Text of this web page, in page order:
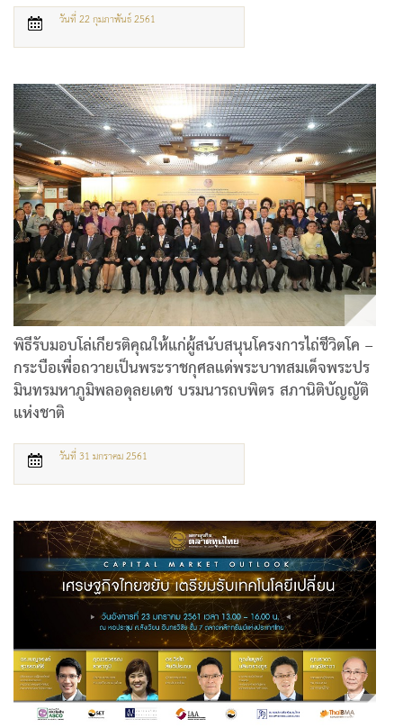
วันที่ 22 กุมภาพันธ์ 2561
พิธีรับมอบโล่เกียรติคุณให้แก่ผู้สนับสนุนโครงการไถ่ชีวิตโค –
กระบือเพื่อถวายเป็นพระราชกุศลแด่พระบาทสมเด็จพระปร
มินทรมหาภูมิพลอดุลยเดช บรมนารถบพิตร สภานิติบัญญัติ
แห่งชาติ
วันที่ 31 มกราคม 2561